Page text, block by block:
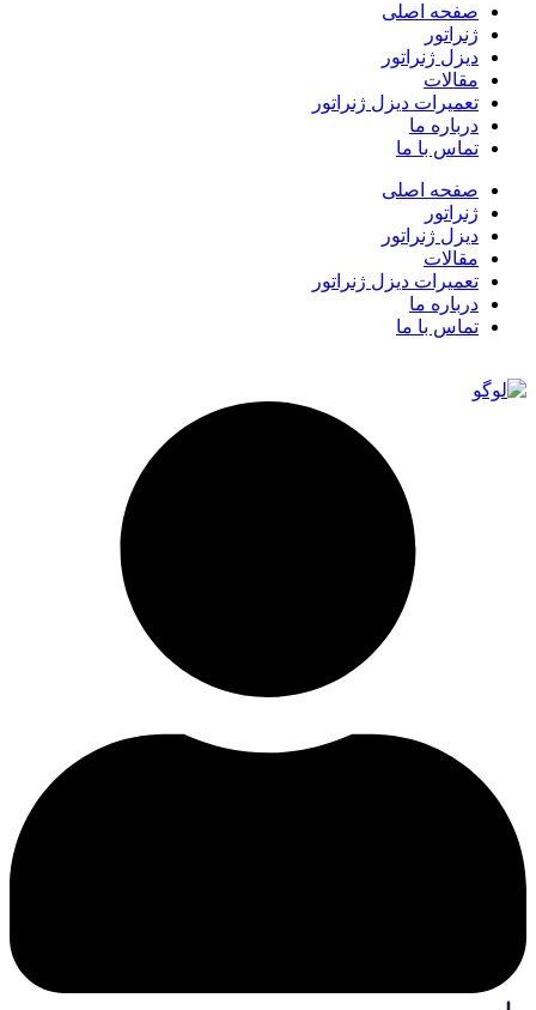
صفحه اصلی
ژنراتور
دیزل ژنراتور
مقالات
تعمیرات دیزل ژنراتور
درباره ما
تماس با ما
صفحه اصلی
ژنراتور
دیزل ژنراتور
مقالات
تعمیرات دیزل ژنراتور
درباره ما
تماس با ما